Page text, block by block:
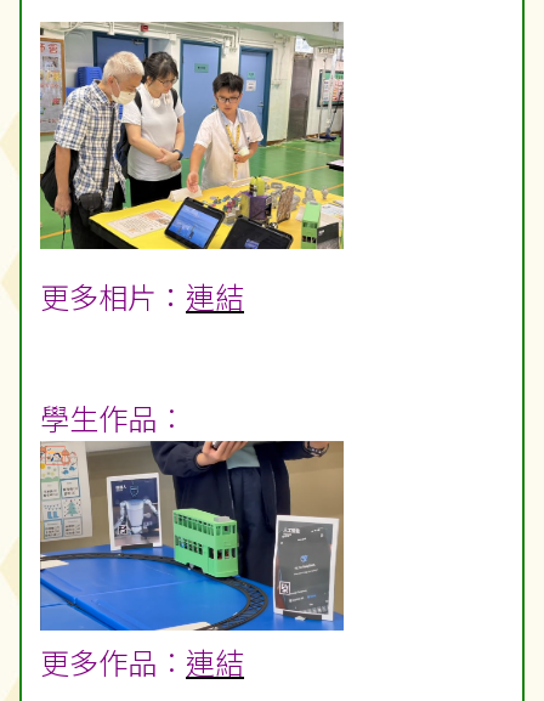
更多相片： 連結
學生作品︰
更多作品 ︰ 連結